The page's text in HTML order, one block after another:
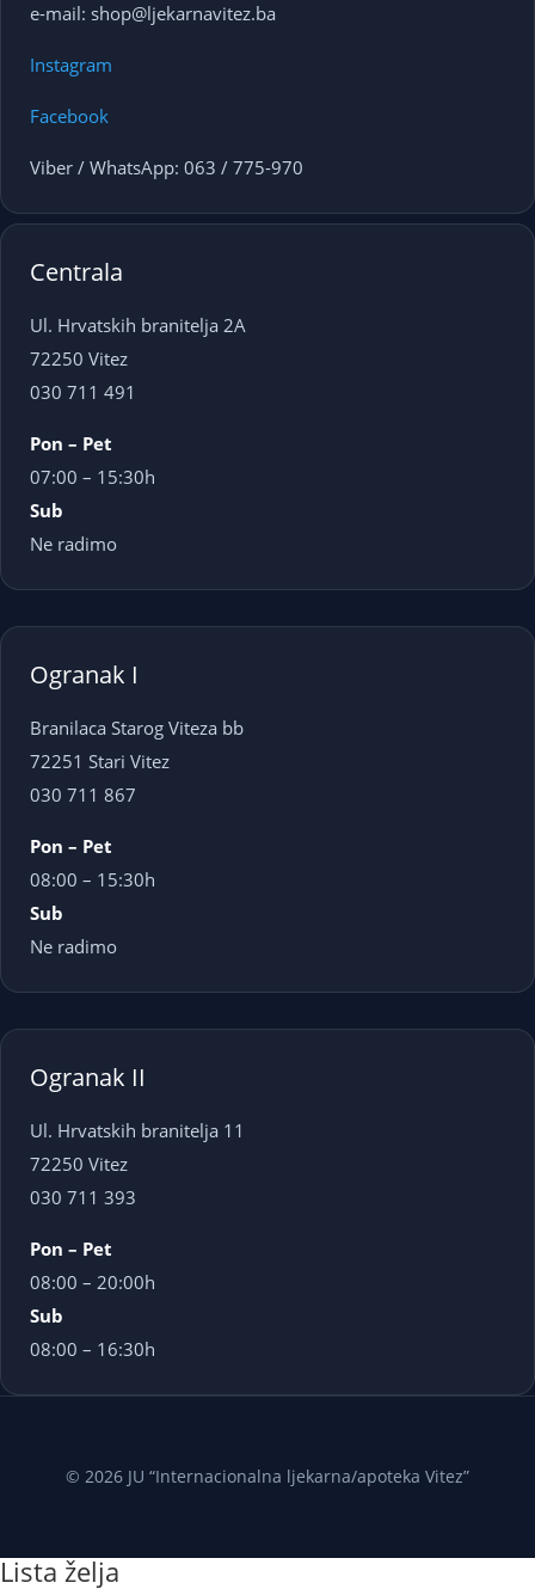
e-mail: shop@ljekarnavitez.ba
Instagram
Facebook
Viber / WhatsApp: 063 / 775-970
Centrala
Ul. Hrvatskih branitelja 2A
72250 Vitez
030 711 491
Pon – Pet
07:00 – 15:30h
Sub
Ne radimo
Ogranak I
Branilaca Starog Viteza bb
72251 Stari Vitez
030 711 867
Pon – Pet
08:00 – 15:30h
Sub
Ne radimo
Ogranak II
Ul. Hrvatskih branitelja 11
72250 Vitez
030 711 393
Pon – Pet
08:00 – 20:00h
Sub
08:00 – 16:30h
© 2026 JU “Internacionalna ljekarna/apoteka Vitez”
Lista želja